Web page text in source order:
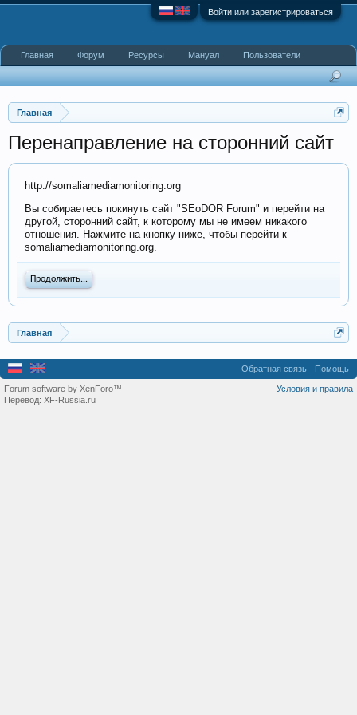
Войти или зарегистрироваться
Главная
Перенаправление на сторонний сайт
http://somaliamediamonitoring.org
Вы собираетесь покинуть сайт "SEoDOR Forum" и перейти на
другой, сторонний сайт, к которому мы не имеем никакого
отношения. Нажмите на кнопку ниже, чтобы перейти к
somaliamediamonitoring.org.
Продолжить...
Главная
Главная Форум Ресурсы Мануал Пользователи
Обратная связь Помощь
Условия и правила
Forum software by XenForo™
Перевод: XF-Russia.ru